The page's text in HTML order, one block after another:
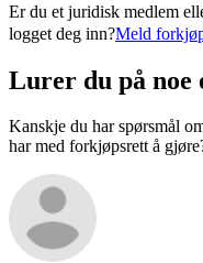
Er du et juridisk medlem
logget deg inn?Meld
Lurer du på noe
Kanskje du har spørsmål
har med forkjøpsrett å